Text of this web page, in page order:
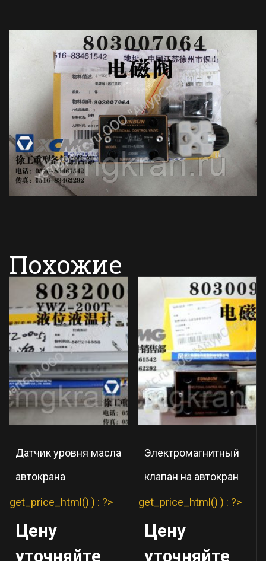
Похожие
Датчик уровня масла
автокрана
get_price_html() ) : ?>
Цену
уточняйте
Электромагнитный
клапан на автокран
get_price_html() ) : ?>
Цену
уточняйте